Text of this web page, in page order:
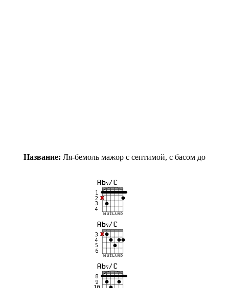
Название: Ля-бемоль мажор с септимой, с басом до